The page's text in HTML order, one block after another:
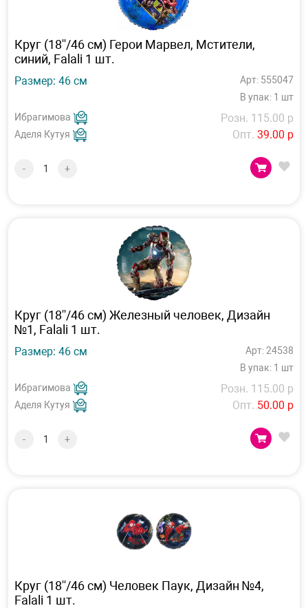
Круг (18''/46 см) Герои Марвел, Мстители,
синий, Falali 1 шт.
Размер: 46 см
Арт: 555047
В упак: 1 шт
Ибрагимова
Аделя Кутуя
Розн. 115.00 р
Опт. 39.00 р
- +
Круг (18''/46 см) Железный человек, Дизайн
№1, Falali 1 шт.
Размер: 46 см
Арт: 24538
В упак: 1 шт
Ибрагимова
Аделя Кутуя
Розн. 115.00 р
Опт. 50.00 р
- +
Круг (18''/46 см) Человек Паук, Дизайн №4,
Falali 1 шт.